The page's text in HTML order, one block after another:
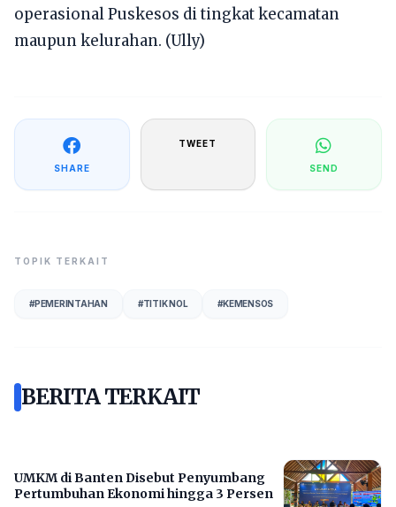
operasional Puskesos di tingkat kecamatan
maupun kelurahan. (Ully)
SHARE
TWEET
SEND
TOPIK TERKAIT
#PEMERINTAHAN #TITIK NOL #KEMENSOS
BERITA TERKAIT
UMKM di Banten Disebut Penyumbang
Pertumbuhan Ekonomi hingga 3 Persen